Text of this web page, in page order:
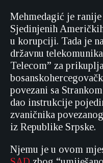
Mehmedagić je
Sjedinjenih
u korupciji. Tada je
državnu
Telecom” za
povezani sa
dao instrukcije
zvaničnika
iz Republike Srpske.
Njemu je u ovom